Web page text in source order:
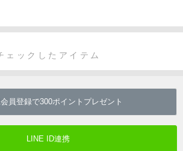
ェックしたアイテム
員登録で300ポイントプレゼント
LINE ID連携